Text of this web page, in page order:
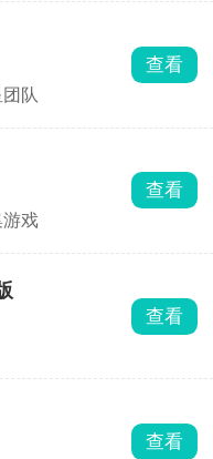
队
查看
戏
查看
查看
查看